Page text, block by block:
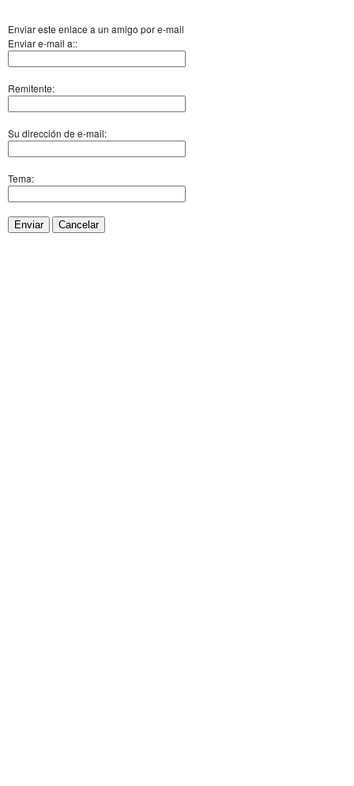
Enviar este enlace a un amigo por e-mail
Enviar e-mail a::
Remitente:
Su dirección de e-mail:
Tema:
Enviar Cancelar